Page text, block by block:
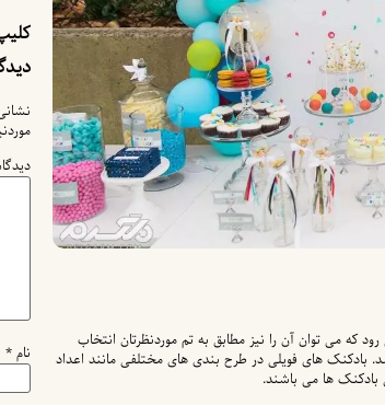
که می توان آن را نیز مطابق به تم موردنظرتان انتخاب
بادکنک های فویلی در طرح بندی های مختلفی مانند اعداد
بادکنک ها می باشند.
نام*